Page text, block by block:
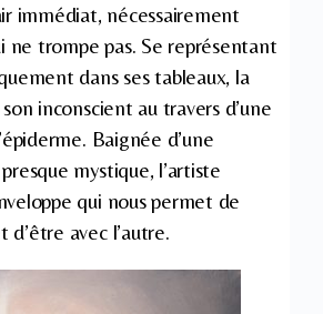
immédiat, nécessairement
ne trompe pas. Se représentant
dans ses tableaux, la
inconscient au travers d’une
Baignée d’une
mystique, l’artiste
qui nous permet de
d’être avec l’autre.